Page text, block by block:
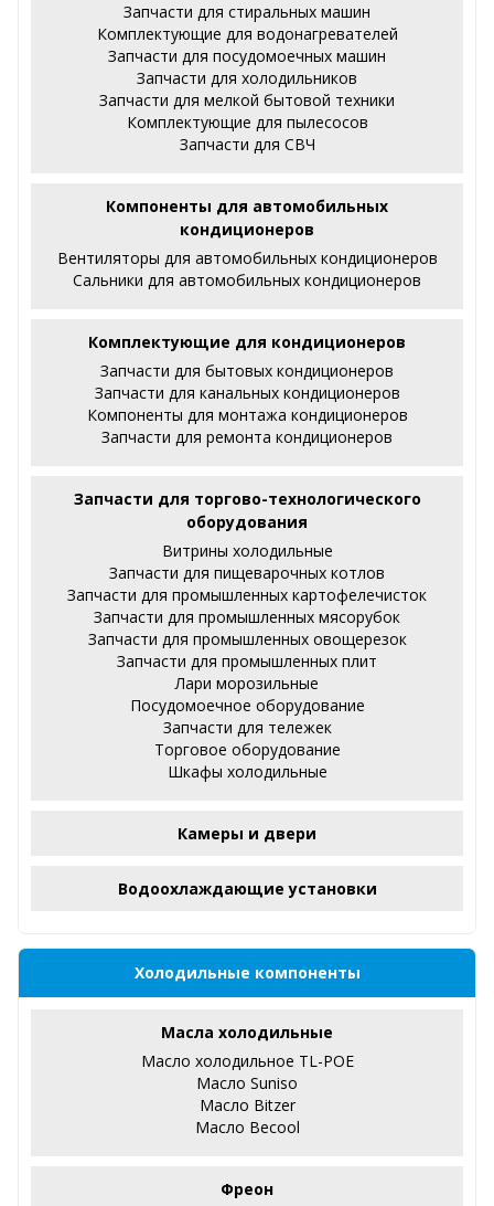
Запчасти для стиральных машин
Комплектующие для водонагревателей
Запчасти для посудомоечных машин
Запчасти для холодильников
Запчасти для мелкой бытовой техники
Комплектующие для пылесосов
Запчасти для СВЧ
Компоненты для автомобильных
кондиционеров
Вентиляторы для автомобильных кондиционеров
Сальники для автомобильных кондиционеров
Комплектующие для кондиционеров
Запчасти для бытовых кондиционеров
Запчасти для канальных кондиционеров
Компоненты для монтажа кондиционеров
Запчасти для ремонта кондиционеров
Запчасти для торгово-технологического
оборудования
Витрины холодильные
Запчасти для пищеварочных котлов
Запчасти для промышленных картофелечисток
Запчасти для промышленных мясорубок
Запчасти для промышленных овощерезок
Запчасти для промышленных плит
Лари морозильные
Посудомоечное оборудование
Запчасти для тележек
Торговое оборудование
Шкафы холодильные
Камеры и двери
Водоохлаждающие установки
Холодильные компоненты
Масла холодильные
Масло холодильное TL-POE
Масло Suniso
Масло Bitzer
Масло Becool
Фреон